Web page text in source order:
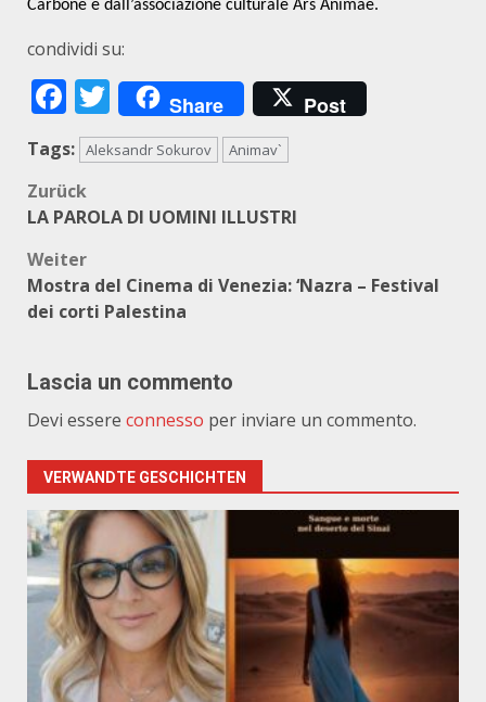
Carbone e dall’associazione culturale Ars Animae.
condividi su:
Facebook
Twitter
Share Post
Tags: Aleksandr Sokurov Animav`
Beitragsnavigation
Zurück
LA PAROLA DI UOMINI ILLUSTRI
Weiter
Mostra del Cinema di Venezia: ‘Nazra – Festival
dei corti Palestina
Lascia un commento
Devi essere connesso per inviare un commento.
VERWANDTE GESCHICHTEN